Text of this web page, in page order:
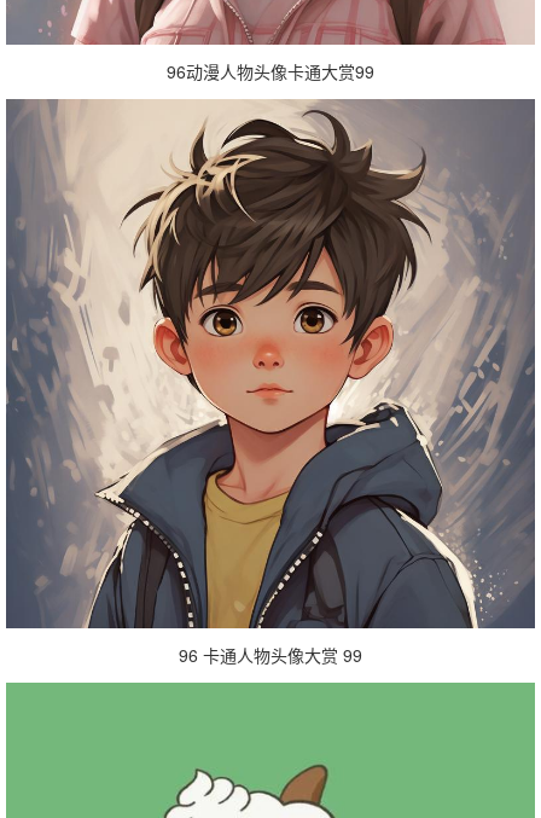
96动漫人物头像卡通大赏99
96 卡通人物头像大赏 99